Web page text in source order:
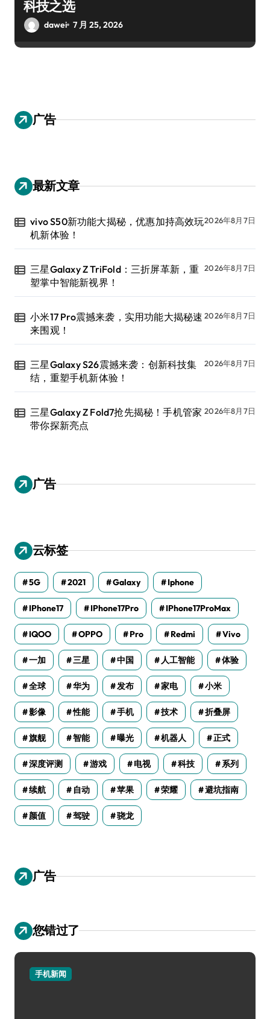
科技之选
dawei 7 月 25, 2026
广告
最新文章
vivo S50新功能大揭秘，优惠加持高效玩
机新体验！
2026年8月7日
三星Galaxy Z TriFold：三折屏革新，重
塑掌中智能新视界！
2026年8月7日
小米17 Pro震撼来袭，实用功能大揭秘速
来围观！
2026年8月7日
三星Galaxy S26震撼来袭：创新科技集
结，重塑手机新体验！
2026年8月7日
三星Galaxy Z Fold7抢先揭秘！手机管家
带你探新亮点
2026年8月7日
广告
云标签
5G 2021 Galaxy Iphone
IPhone17 IPhone17Pro IPhone17ProMax
IQOO OPPO Pro Redmi Vivo
一加 三星 中国 人工智能 体验
全球 华为 发布 家电 小米
影像 性能 手机 技术 折叠屏
旗舰 智能 曝光 机器人 正式
深度评测 游戏 电视 科技 系列
续航 自动 苹果 荣耀 避坑指南
颜值 驾驶 骁龙
广告
您错过了
手机新闻